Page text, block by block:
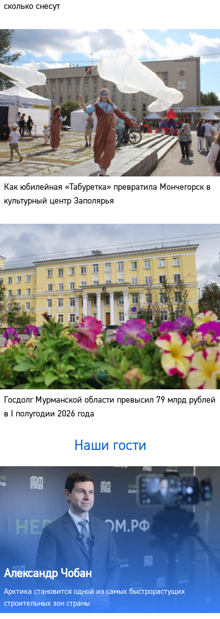
сколько снесут
Как юбилейная «Табуретка» превратила Мончегорск в
культурный центр Заполярья
Госдолг Мурманской области превысил 79 млрд рублей
в I полугодии 2026 года
Наши гости
Александр Чобан
Арктика становится одной из самых быстрорастущих
строительных зон страны